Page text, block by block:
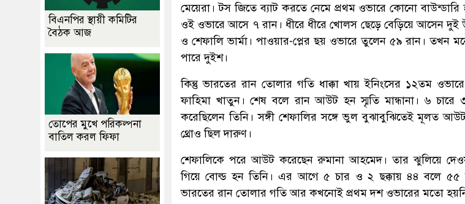
মেয়েরা। টস জিতে ব্যাট করতে নেমে প্রথম ওভারে কোনো বাউন্ডারি
ওই ওভারে আসে ৭ রান। ধীরে ধীরে খোলস ছেড়ে বেড়িয়ে আসেন দুই
ও শেফালি ভার্মা। পাওয়ার-প্লের ছয় ওভারে তুলেন ৫৯ রান। তখন
পারে দুইশ।
কিন্তু ভারতের রান তোলার গতি ধাক্কা খায় ইনিংসের ১২তম
ফাহিমা খাতুন। শেষ বলে রান আউট হন স্মৃতি মান্ধানা। ৬
করেছিলেন তিনি। সঙ্গী শেফালির সঙ্গে ভুল বুঝাবুঝিতেই মূলত
থ্রোও ছিল দারুণ।
শেফালিকে পরে আউট করেছেন রুমানা আহমেদ। তার ঝুলিয়ে
গিয়ে বোল্ড হন তিনি। এর আগে ৫ চার ও ২ ছক্কায় ৪৪ বলে ৫৫
ভারতের রান তোলার গতি আর কখনোই প্রথম দশ ওভারের মতো
বিএনপির স্থায়ী কমিটির
বৈঠক আজ
তোপের মুখে পরিকল্পনা
বাতিল করল ফিফা